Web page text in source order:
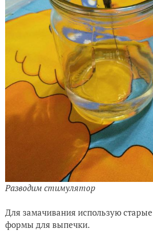
Разводим стимулятор
Для замачивания использую
формы для выпечки.